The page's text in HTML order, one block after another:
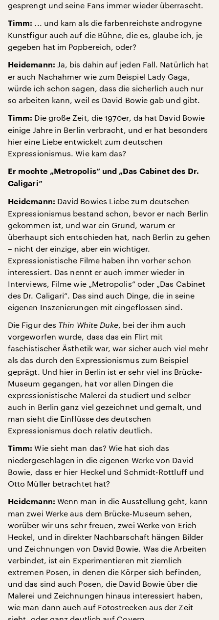
gesprengt und seine Fans immer wieder überrascht.
Timm: ... und kam als die farbenreichste androgyne
Kunstfigur auch auf die Bühne, die es, glaube ich, je
gegeben hat im Popbereich, oder?
Heidemann: Ja, bis dahin auf jeden Fall. Natürlich hat
er auch Nachahmer wie zum Beispiel Lady Gaga,
würde ich schon sagen, dass die sicherlich auch nur
so arbeiten kann, weil es David Bowie gab und gibt.
Timm: Die große Zeit, die 1970er, da hat David Bowie
einige Jahre in Berlin verbracht, und er hat besonders
hier eine Liebe entwickelt zum deutschen
Expressionismus. Wie kam das?
Er mochte „Metropolis“ und „Das Cabinet des Dr.
Caligari“
Heidemann: David Bowies Liebe zum deutschen
Expressionismus bestand schon, bevor er nach Berlin
gekommen ist, und war ein Grund, warum er
überhaupt sich entschieden hat, nach Berlin zu gehen
– nicht der einzige, aber ein wichtiger.
Expressionistische Filme haben ihn vorher schon
interessiert. Das nennt er auch immer wieder in
Interviews, Filme wie „Metropolis“ oder „Das Cabinet
des Dr. Caligari“. Das sind auch Dinge, die in seine
eigenen Inszenierungen mit eingeflossen sind.
Die Figur des Thin White Duke, bei der ihm auch
vorgeworfen wurde, dass das ein Flirt mit
faschistischer Ästhetik war, war sicher auch viel mehr
als das durch den Expressionismus zum Beispiel
geprägt. Und hier in Berlin ist er sehr viel ins Brücke-
Museum gegangen, hat vor allen Dingen die
expressionistische Malerei da studiert und selber
auch in Berlin ganz viel gezeichnet und gemalt, und
man sieht die Einflüsse des deutschen
Expressionismus doch relativ deutlich.
Timm: Wie sieht man das? Wie hat sich das
niedergeschlagen in die eigenen Werke von David
Bowie, dass er hier Heckel und Schmidt-Rottluff und
Otto Müller betrachtet hat?
Heidemann: Wenn man in die Ausstellung geht, kann
man zwei Werke aus dem Brücke-Museum sehen,
worüber wir uns sehr freuen, zwei Werke von Erich
Heckel, und in direkter Nachbarschaft hängen Bilder
und Zeichnungen von David Bowie. Was die Arbeiten
verbindet, ist ein Experimentieren mit ziemlich
extremen Posen, in denen die Körper sich befinden,
und das sind auch Posen, die David Bowie über die
Malerei und Zeichnungen hinaus interessiert haben,
wie man dann auch auf Fotostrecken aus der Zeit